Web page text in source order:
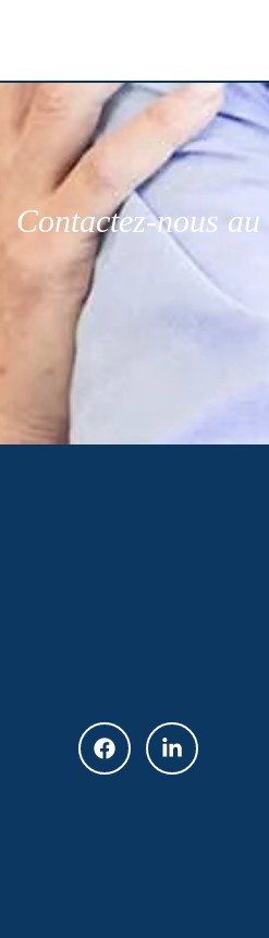
Contactez-nous au